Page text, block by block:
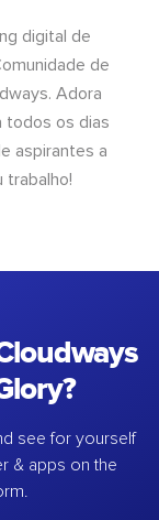
digital de
de
Adora
todos os dias
aspirantes a
trabalho!
see for yourself
& apps on the